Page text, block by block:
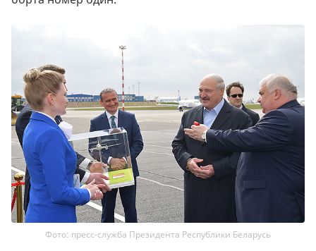
Фото: пресс-служба Президента Республики Беларусь